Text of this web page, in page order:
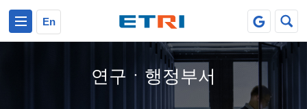
En
연구ㆍ행정부서